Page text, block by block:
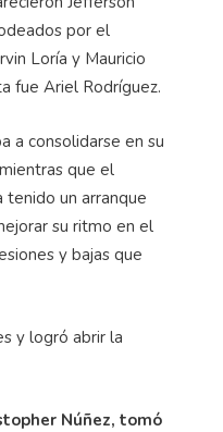
por el
Loría y Mauricio
fue Ariel Rodríguez.
a consolidarse en su
que el
tenido un arranque
su ritmo en el
y bajas que
y logró abrir la
Núñez, tomó